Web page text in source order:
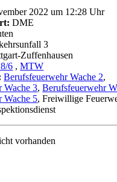
2022 um 12:28 Uhr
DME
3
Zuffenhausen
6 ,MTW
Berufsfeuerwehr Wache 2,
Wache 3,Berufsfeuerwehr
Wache 5, Freiwillige
vorhanden